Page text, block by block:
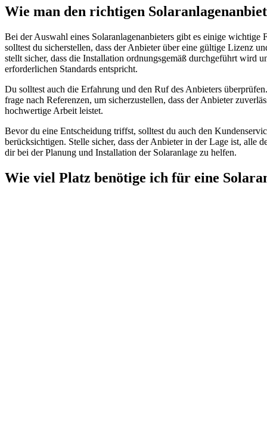
Wie man den richtigen
Bei der Auswahl eines Solaranlagenanbieters gibt es einige wichtige
solltest du sicherstellen, dass der Anbieter über eine gültige Lizenz
stellt sicher, dass die Installation ordnungsgemäß durchgeführt wird
erforderlichen Standards entspricht.
Du solltest auch die Erfahrung und den Ruf des Anbieters
frage nach Referenzen, um sicherzustellen, dass der Anbieter
hochwertige Arbeit leistet.
Bevor du eine Entscheidung triffst, solltest du auch den
berücksichtigen. Stelle sicher, dass der Anbieter in der Lage ist, alle
dir bei der Planung und Installation der Solaranlage zu helfen.
Wie viel Platz benötige ich für eine